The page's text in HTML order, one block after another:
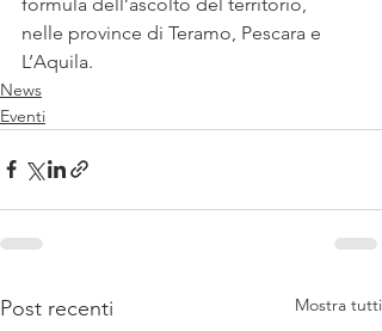
nelle province di Teramo, Pescara e
L’Aquila.
News
Eventi
Post recenti Mostra tutti